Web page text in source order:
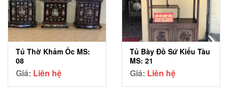
Tủ Thờ Khảm Ốc MS:
08
Giá: Liên hệ
Tủ Bày Đồ Sứ Kiểu Tàu
MS: 21
Giá: Liên hệ